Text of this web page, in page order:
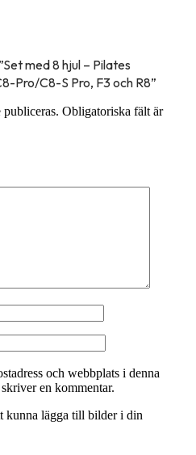
med 8 hjul – Pilates
Pro/C8-S Pro, F3 och R8”
publiceras. Obligatoriska fält är
och webbplats i denna
en kommentar.
kunna lägga till bilder i din